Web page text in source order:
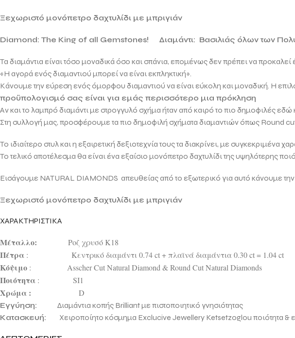
Ξεχωριστό μονόπετρο δαχτυλίδι με μπριγιάν
Diamond: The King of all Gemstones! Διαμάντι: Βασιλιάς όλων των
Τα διαμάντια είναι τόσο μοναδικά όσο και σπάνια, επομένως δεν πρέπει να προκαλεί
«Η αγορά ενός διαμαντιού μπορεί να είναι εκπληκτική».
Κάνουμε την εύρεση ενός όμορφου διαμαντιού να είναι εύκολη και μοναδική. Η
προϋπολογισμό σας είναι για εμάς περισσότερο μια πρόκληση
Αν και το λαμπρό διαμάντι με στρογγυλό σχήμα ήταν από καιρό το πιο δημοφιλές
Στη συλλογή μας, προσφέρουμε τα πιο δημοφιλή σχήματα διαμαντιών όπως Round
Το ιδιαίτερο στυλ και η εξαιρετική δεξιοτεχνία τους τα διακρίνει, με συγκεκριμένα
Το τελικό αποτέλεσμα θα είναι ένα εξαίσιο μονόπετρο δαχτυλίδι της υψηλότερης
Εισάγουμε NATURAL DIAMONDS απευθείας από το εξωτερικό για αυτό κάνουμε
Ξεχωριστό μονόπετρο δαχτυλίδι με μπριγιάν
ΧΑΡΑΚΤΗΡΙΣΤΙΚΑ
Μέταλλο: Ροζ χρυσό Κ18
Πέτρα : Κεντρικό διαμάντι 0.74 ct + πλαϊνά διαμάντια 0.30 ct = 1.04 ct
Κόψιμο : Asscher Cut Natural Diamond & Round Cut Natural Diamonds
Ποιότητα : SI1
Χρώμα : D
Εγγύηση: Διαμάντια κοπής Brilliant με πιστοποιητικό γνησιότητας
Κατασκευή: Χειροποίητο κόσμημα Exclucive Jewellery Ketsetzoglou ποιότητα &